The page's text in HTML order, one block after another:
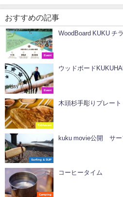
おすすめの記事
Event
WoodBoard KUKU チ
Event
ウッドボード
Tableware
木頭杉手彫りプレー
Surfing & SUP
kuku movie公開 サ
Camping
コーヒータイム